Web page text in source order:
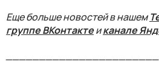
Еще больше новостей в нашем
группе ВКонтактеиканале